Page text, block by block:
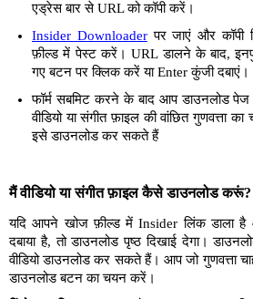
एड्रेस बार से URL को कॉपी करें।
Insider Downloaderपर जाएं और कॉपी
फ़ील्ड में पेस्ट करें। URL डालने के बाद,
गए बटन पर क्लिक करें या Enter कुंजी दबाएं।
फॉर्म सबमिट करने के बाद आप डाउनलोड
वीडियो या संगीत फ़ाइल की वांछित
इसे डाउनलोड कर सकते हैं
मैं वीडियो या संगीत फ़ाइल कैसे डाउनलोड करूं?
यदि आपने खोज फ़ील्ड में Insider लिंक डाला
दबाया है, तो डाउनलोड पृष्ठ दिखाई देगा।
वीडियो डाउनलोड कर सकते हैं। आप जो गुणवत्ता
डाउनलोड बटन का चयन करें।